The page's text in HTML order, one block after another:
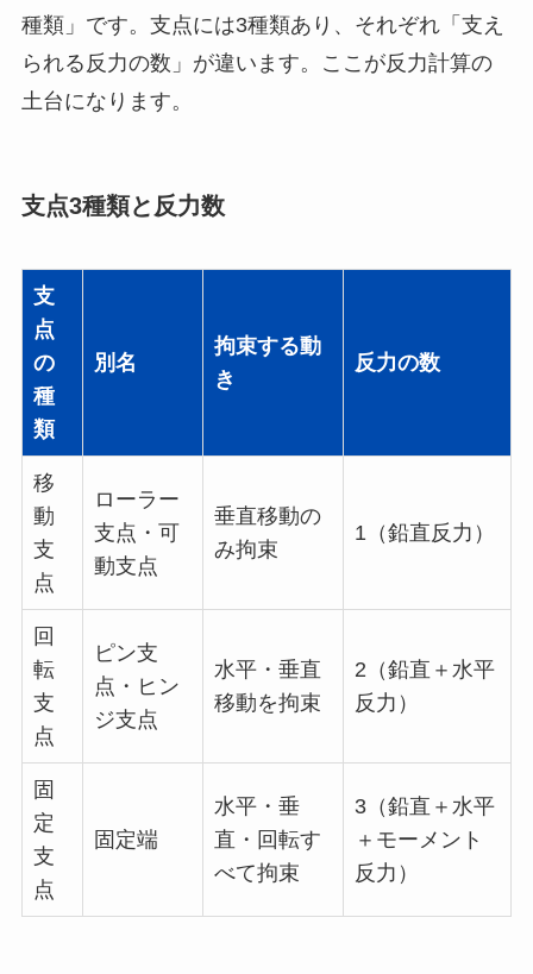
種類」です。支点には3種類あり、それぞれ「支え
られる反力の数」が違います。ここが反力計算の
土台になります。
支点3種類と反力数
支
点
の
種
類
別名
拘束する動
き
反力の数
移
動
支
点
ローラー
支点・可
動支点
垂直移動の
み拘束
1（鉛直反力）
回
転
支
点
ピン支
点・ヒン
ジ支点
水平・垂直
移動を拘束
2（鉛直＋水平
反力）
固
定
支
点
固定端
水平・垂
直・回転す
べて拘束
3（鉛直＋水平
＋モーメント
反力）